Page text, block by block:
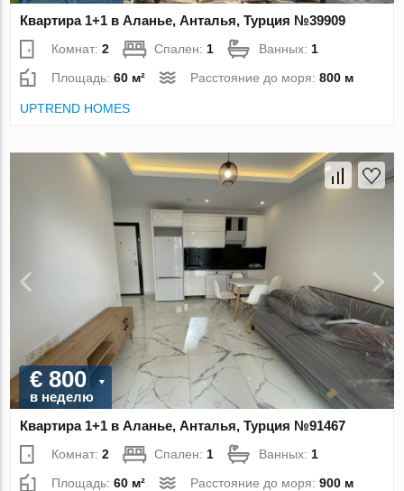
Квартира 1+1 в Аланье, Анталья, Турция №39909
Комнат:2 Спален: 1 Ванных: 1
Площадь:60 м² Расстояние до моря:800 м
UPTREND HOMES
€ 800
в неделю
Квартира 1+1 в Аланье, Анталья, Турция №91467
Комнат:2 Спален: 1 Ванных: 1
Площадь:60 м² Расстояние до моря:900 м